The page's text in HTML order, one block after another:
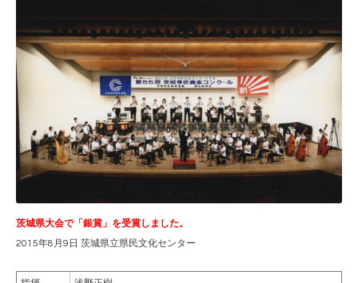
茨城県大会で「銀賞」を受賞しました。
2015年8月9日 茨城県立県民文化センター